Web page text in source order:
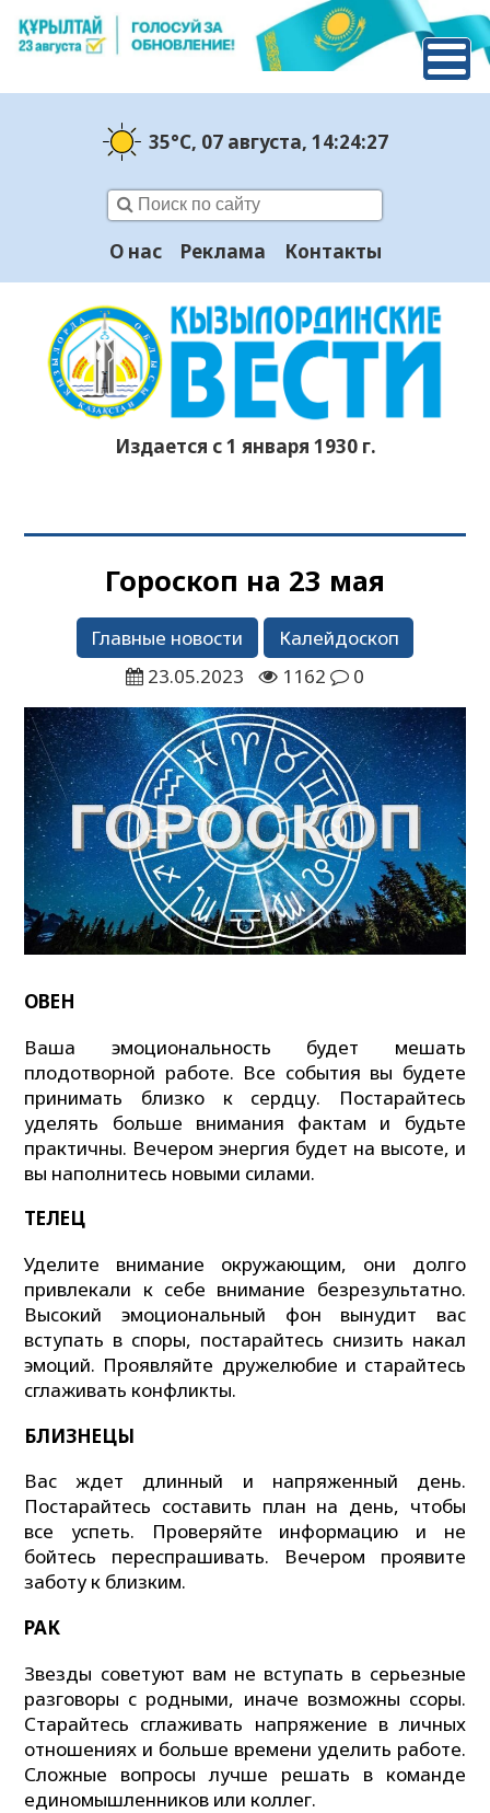
35°C, 07 августа, 14:24:28
О нас Реклама Контакты
Издается с 1 января 1930 г.
Гороскоп на 23 мая
Главные новости
Калейдоскоп
23.05.2023
1162 0
ОВЕН
Ваша эмоциональность будет мешать
плодотворной работе. Все события вы будете
принимать близко к сердцу. Постарайтесь
уделять больше внимания фактам и будьте
практичны. Вечером энергия будет на высоте, и
вы наполнитесь новыми силами.
ТЕЛЕЦ
Уделите внимание окружающим, они долго
привлекали к себе внимание безрезультатно.
Высокий эмоциональный фон вынудит вас
вступать в споры, постарайтесь снизить накал
эмоций. Проявляйте дружелюбие и старайтесь
сглаживать конфликты.
БЛИЗНЕЦЫ
Вас ждет длинный и напряженный день.
Постарайтесь составить план на день, чтобы
все успеть. Проверяйте информацию и не
бойтесь переспрашивать. Вечером проявите
заботу к близким.
РАК
Звезды советуют вам не вступать в серьезные
разговоры с родными, иначе возможны ссоры.
Старайтесь сглаживать напряжение в личных
отношениях и больше времени уделить работе.
Сложные вопросы лучше решать в команде
единомышленников или коллег.